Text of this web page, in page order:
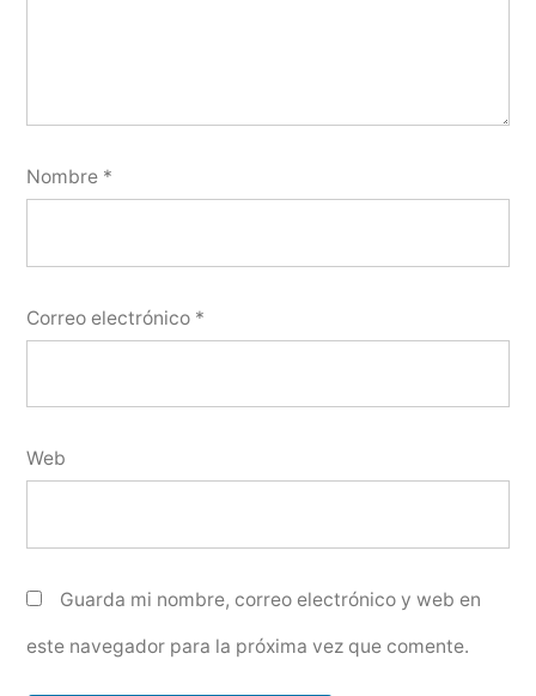
Nombre *
Correo electrónico *
Web
Guarda mi nombre, correo electrónico y web en
este navegador para la próxima vez que comente.